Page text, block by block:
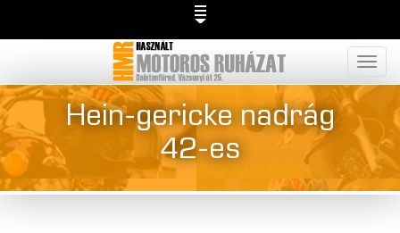
Hein-gericke nadrág
42-es